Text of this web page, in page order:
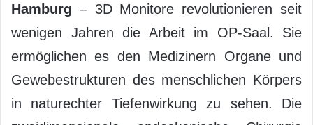
Hamburg – 3D Monitore revolutionieren seit
wenigen Jahren die Arbeit im OP-Saal. Sie
ermöglichen es den Medizinern Organe und
Gewebestrukturen des menschlichen Körpers
in naturechter Tiefenwirkung zu sehen. Die